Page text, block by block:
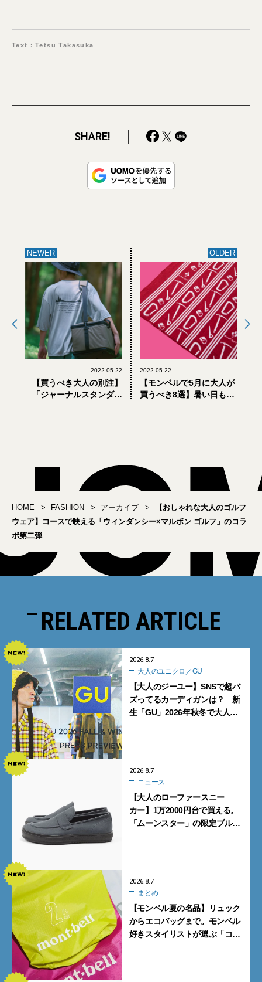
Text：Tetsu Takasuka
SHARE!
NEWER
2022.05.22
【買うべき大人の別注】
「ジャーナルスタンダー
OLDER
2022.05.22
【モンベルで5月に大人が
買うべき8選】暑い日も雨
HOME FASHION アーカイブ
【おしゃれな大人のゴルフ
ウェア】コースで映える「ウィンダンシー×マルボン ゴルフ」のコラ
ボ第二弾
RELATED ARTICLE
2026.8.7
大人のユニクロ／GU
【大人のジーユー】SNSで超バ
ズってるカーディガンは？ 新
生「GU」2026年秋冬で大人メ
2026.8.7
ニュース
【大人のローファースニー
カー】1万2000円台で買える。
「ムーンスター」の限定ブルー
2026.8.7
まとめ
【モンベル夏の名品】リュック
からエコバッグまで。モンベル
好きスタイリストが選ぶ「コス